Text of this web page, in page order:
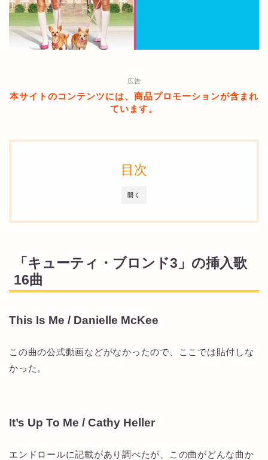
広告
本サイトのコンテンツには、商品プロモーションが含まれ
ています。
開く
目次
「キューティ・ブロンド3」の挿入歌
16曲
This Is Me / Danielle McKee
この曲の公式動画などがなかったので、ここでは貼付しな
かった。
It’s Up To Me / Cathy Heller
エンドロールに記載があり調べたが、この曲がどんな曲か